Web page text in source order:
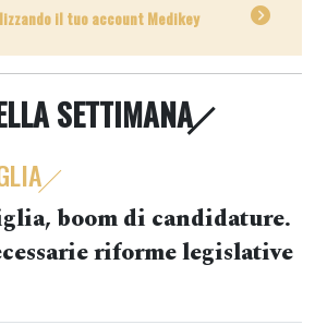
il tuo account Medikey
SETTIMANA
boom di candidature.
riforme legislative